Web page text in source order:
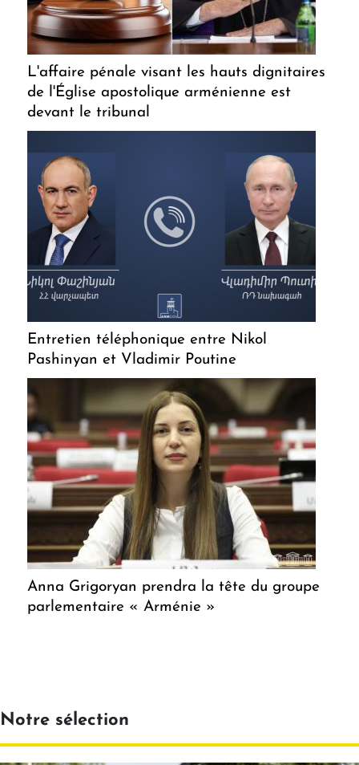
L'affaire pénale visant les hauts dignitaires
de l'Église apostolique arménienne est
devant le tribunal
Entretien téléphonique entre Nikol
Pashinyan et Vladimir Poutine
Anna Grigoryan prendra la tête du groupe
parlementaire « Arménie »
Notre sélection